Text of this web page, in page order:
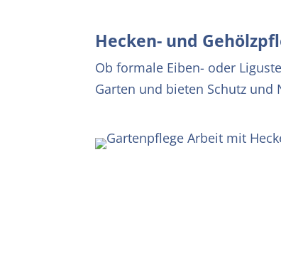
Hecken- und
Ob formale Eiben- oder
Garten und bieten Schutz und